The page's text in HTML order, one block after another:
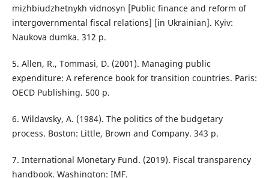
mizhbiudzhetnykh vidnosyn [Public finance and reform of
intergovernmental fiscal relations] [in Ukrainian]. Kyiv:
Naukova dumka. 312 p.
5. Allen, R., Tommasi, D. (2001). Managing public
expenditure: A reference book for transition countries. Paris:
OECD Publishing. 500 p.
6. Wildavsky, A. (1984). The politics of the budgetary
process. Boston: Little, Brown and Company. 343 p.
7. International Monetary Fund. (2019). Fiscal transparency
handbook. Washington: IMF.